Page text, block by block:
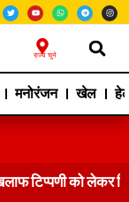
राज्य चुने
मनोरंजन खेल
टिप्पणी को लेकर